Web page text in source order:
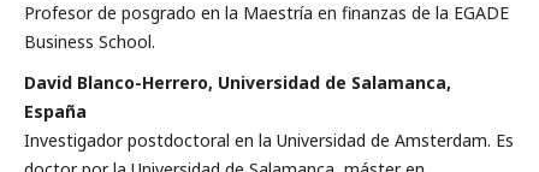
Profesor de posgrado en la Maestría en finanzas de la EGADE
Business School.
David Blanco-Herrero, Universidad de Salamanca,
España
Investigador postdoctoral en la Universidad de Amsterdam. Es